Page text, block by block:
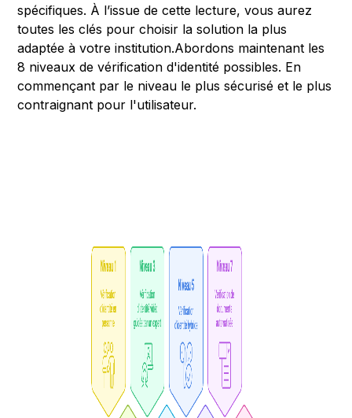
spécifiques. À l’issue de cette lecture, vous aurez
toutes les clés pour choisir la solution la plus
adaptée à votre institution.Abordons maintenant les
8 niveaux de vérification d'identité possibles. En
commençant par le niveau le plus sécurisé et le plus
contraignant pour l'utilisateur.